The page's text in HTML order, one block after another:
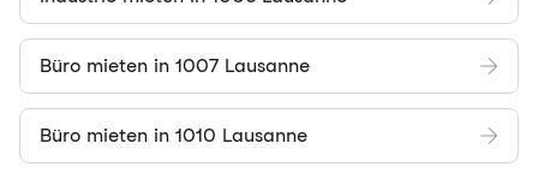
Büro mieten in 1007 Lausanne
Büro mieten in 1010 Lausanne